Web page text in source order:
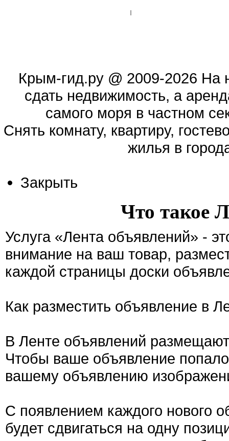
Крым-гид.ру@ 2009-2026 На
сдать недвижимость, а
самого моря в частном
Cнять комнату, квартиру,
жилья в
Закрыть
Что такое
Услуга «Лента объявлений» -
внимание на ваш товар,
каждой страницы доски
Как разместить объявление в
В Ленте объявлений
Чтобы ваше объявление
вашему объявлению
С появлением каждого нового
будет сдвигаться на одну